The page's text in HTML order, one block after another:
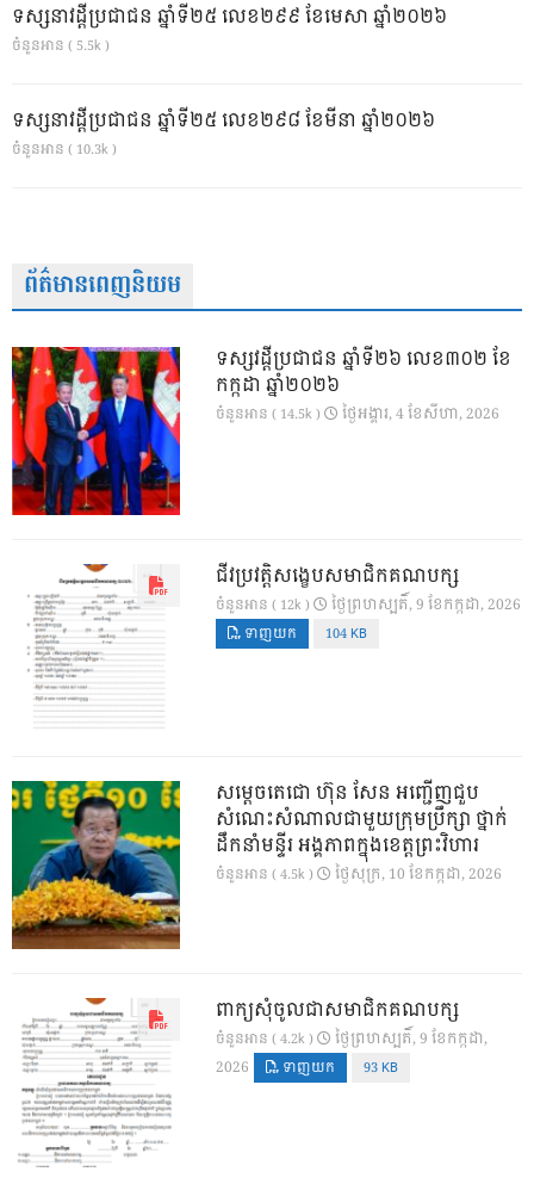
ទស្សនាវដ្ដីប្រជាជន ឆ្នាំទី២៥ លេខ២៩៩ ខែមេសា ឆ្នាំ២០២៦
ចំនួនអាន ( 5.5k )
ទស្សនាវដ្ដីប្រជាជន ឆ្នាំទី២៥ លេខ២៩៨ ខែមីនា ឆ្នាំ២០២៦
ចំនួនអាន ( 10.3k )
ព័ត៌មានពេញនិយម
ទស្សវដ្តីប្រជាជន ឆ្នាំទី២៦ លេខ៣០២ ខែ
កក្កដា ឆ្នាំ២០២៦
ចំនួនអាន ( 14.5k ) ថ្ងៃ​អង្គារ, 4 ខែ​សីហា, 2026
ជីវប្រវត្តិសង្ខេបសមាជិកគណបក្ស
ចំនួនអាន ( 12k ) ថ្ងៃ​ព្រហស្បតិ៍, 9 ខែ​កក្កដា, 2026
ទាញយក 104 KB
សម្តេចតេជោ ហ៊ុន សែន អញ្ជើញជួប
សំណេះសំណាលជាមួយក្រុមប្រឹក្សា ថ្នាក់
ដឹកនាំមន្ទីរ អង្គភាពក្នុងខេត្តព្រះវិហារ
ចំនួនអាន ( 4.5k ) ថ្ងៃ​សុក្រ, 10 ខែ​កក្កដា, 2026
ពាក្យសុំចូលជាសមាជិកគណបក្ស
ចំនួនអាន ( 4.2k )
ថ្ងៃ​ព្រហស្បតិ៍, 9 ខែ​កក្កដា,
2026
ទាញយក 93 KB